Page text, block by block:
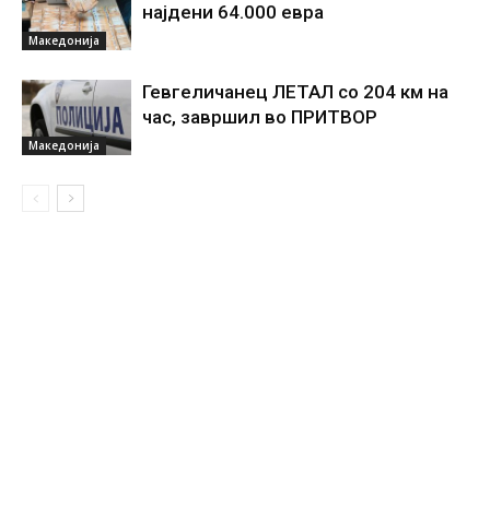
Македонија
најдени 64.000 евра
Македонија
Гевгеличанец ЛЕТАЛ со 204 км на
час, завршил во ПРИТВОР